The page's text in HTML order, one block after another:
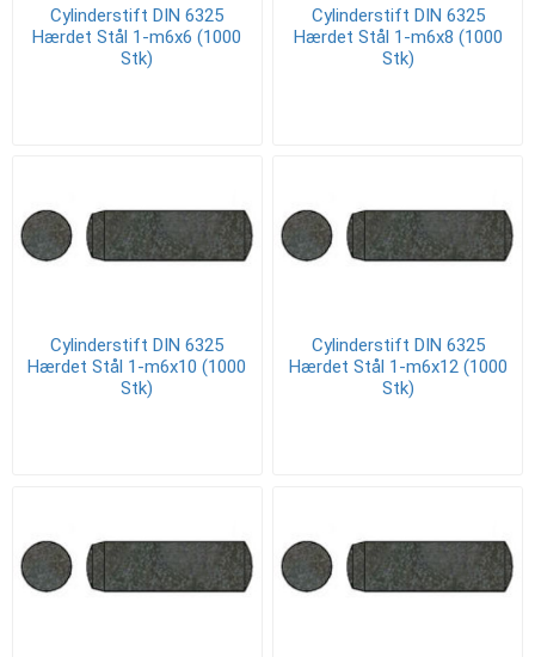
Cylinderstift DIN 6325
Hærdet Stål 1-m6x6 (1000
Stk)
Cylinderstift DIN 6325
Hærdet Stål 1-m6x8 (1000
Stk)
Cylinderstift DIN 6325
Hærdet Stål 1-m6x10 (1000
Stk)
Cylinderstift DIN 6325
Hærdet Stål 1-m6x12 (1000
Stk)